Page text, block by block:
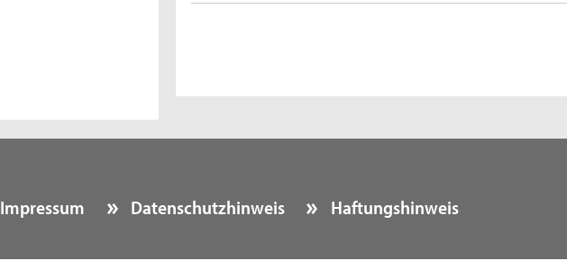
Impressum Datenschutzhinweis Haftungshinweis